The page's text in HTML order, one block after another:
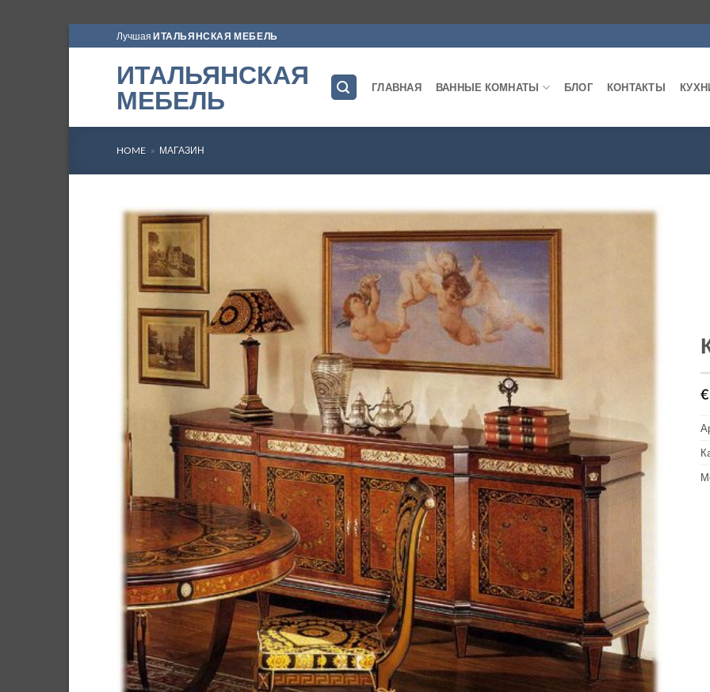
to
Лучшая ИТАЛЬЯНСКАЯ МЕБЕЛЬ
ИТАЛЬЯНСКАЯ
МЕБЕЛЬ
ГЛАВНАЯ ВАННЫЕ КОМНАТЫ БЛОГ КОНТАКТЫ
HOME » МАГАЗИН
€